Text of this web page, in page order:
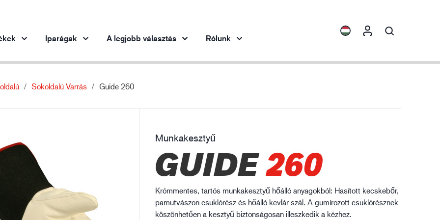
Gépipar
Olaj- és gázipar
Építőipar
Logisztika
SPARX™
XLNT™
Iparágak
Acélipar Gépipar
A legjobb választás Rólunk
Sokoldalú Varrás Guide 260
Munkakesztyű
GUIDE260
Krómmentes, tartós munkakesztyű hőálló anyagokból: Hasított kecskebőr,
pamutvászon csuklórész és hőálló kevlár szál. A gumírozott csuklórésznek
köszönhetően a kesztyű biztonságosan illeszkedik a kézhez.